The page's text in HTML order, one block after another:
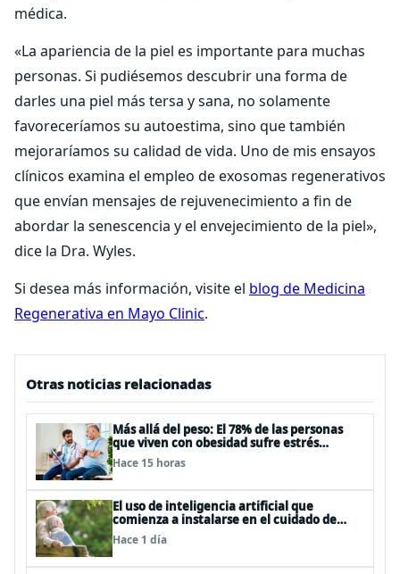
médica.
«La apariencia de la piel es importante para muchas
personas. Si pudiésemos descubrir una forma de
darles una piel más tersa y sana, no solamente
favoreceríamos su autoestima, sino que también
mejoraríamos su calidad de vida. Uno de mis ensayos
clínicos examina el empleo de exosomas regenerativos
que envían mensajes de rejuvenecimiento a fin de
abordar la senescencia y el envejecimiento de la piel»,
dice la Dra. Wyles.
Si desea más información, visite el blog de Medicina
Regenerativa en Mayo Clinic.
Otras noticias relacionadas
Más allá del peso: El 78% de las personas
que viven con obesidad sufre estrés
postraumático debido al estigma
Hace 15 horas
El uso de inteligencia artificial que
comienza a instalarse en el cuidado de
personas mayores
Hace 1 día